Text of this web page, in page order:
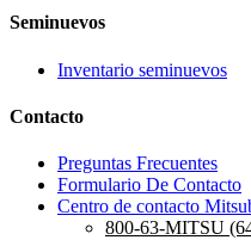
Seminuevos
Inventario seminuevos
Contacto
Preguntas Frecuentes
Formulario De Contacto
Centro de contacto
800-63-MITSU